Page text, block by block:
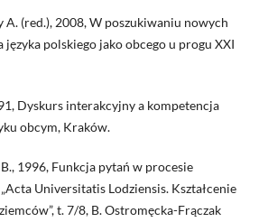
A. (red.), 2008, W poszukiwaniu nowych
języka polskiego jako obcego u progu XXI
Dyskurs interakcyjny a kompetencja
obcym, Kraków.
1996, Funkcja pytań w procesie
Universitatis Lodziensis. Kształcenie
t. 7/8, B. Ostromęcka-Frączak